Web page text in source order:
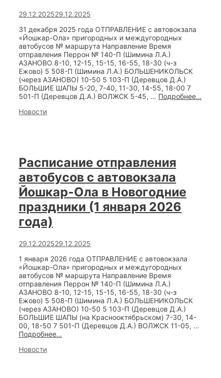
29.12.202529.12.2025
31 декабря 2025 года ОТПРАВЛЕНИЕ с автовокзала
«Йошкар-Ола» пригородных и междугородных
автобусов № маршрута Направление Время
отправления Перрон № 140-П (Шимина Л.А.)
АЗАНОВО 8-10, 12-15, 15-15, 16-55, 18-30 (ч-з
Ежово) 5 508-П (Шимина Л.А.) БОЛЬШЕНИКОЛЬСК
(через АЗАНОВО) 10-50 5 103-П (Деревцов Д.А.)
БОЛЬШИЕ ШАПЫ 5-20, 7-40, 11-30, 14-55, 18-00 7
501-П (Деревцов Д.А.) ВОЛЖСК 5-45, … Подробнее…
Categories
Новости
Расписание отправления
автобусов с автовокзала
Йошкар-Ола в Новогодние
праздники (1 января 2026
года)
29.12.202529.12.2025
1 января 2026 года ОТПРАВЛЕНИЕ с автовокзала
«Йошкар-Ола» пригородных и междугородных
автобусов № маршрута Направление Время
отправления Перрон № 140-П (Шимина Л.А.)
АЗАНОВО 8-10, 12-15, 15-15, 16-55, 18-30 (ч-з
Ежово) 5 508-П (Шимина Л.А.) БОЛЬШЕНИКОЛЬСК
(через АЗАНОВО) 10-50 5 103-П (Деревцов Д.А.)
БОЛЬШИЕ ШАПЫ (на Краснооктябрьском) 7-30, 14-
00, 18-50 7 501-П (Деревцов Д.А.) ВОЛЖСК 11-05, …
Подробнее…
Categories
Новости